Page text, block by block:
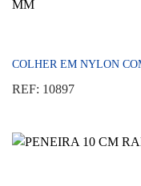
COLHER EM NYLON
REF: 10897